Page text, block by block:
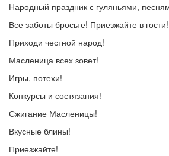
Народный праздник с гуляньями,
Все заботы бросьте! Приезжайте в гости!
Приходи честной народ!
Масленица всех зовет!
Игры, потехи!
Конкурсы и состязания!
Сжигание Масленицы!
Вкусные блины!
Приезжайте!